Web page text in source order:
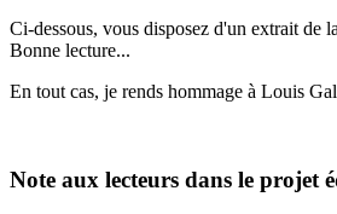
Ci-dessous, vous disposez d'un extrait de
Bonne lecture...
En tout cas, je rends hommage à Louis
Note aux lecteurs dans le projet